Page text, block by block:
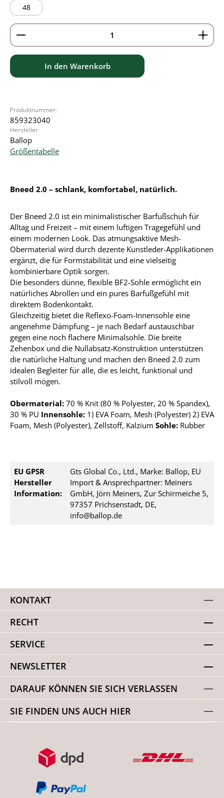
48
Produkt Anzahl: Gib den gewünschten Wert ein
In den Warenkorb
Produktnummer:
859323040
Hersteller:
Ballop
Größentabelle
Bneed 2.0 – schlank, komfortabel, natürlich.
Der Bneed 2.0 ist ein minimalistischer Barfußschuh für
Alltag und Freizeit – mit einem luftigen Tragegefühl und
einem modernen Look. Das atmungsaktive Mesh-
Obermaterial wird durch dezente Kunstleder-Applikationen
ergänzt, die für Formstabilität und eine vielseitig
kombinierbare Optik sorgen.
Die besonders dünne, flexible BF2-Sohle ermöglicht ein
natürliches Abrollen und ein pures Barfußgefühl mit
direktem Bodenkontakt.
Gleichzeitig bietet die Reflexo-Foam-Innensohle eine
angenehme Dämpfung – je nach Bedarf austauschbar
gegen eine noch flachere Minimalsohle. Die breite
Zehenbox und die Nullabsatz-Konstruktion unterstützen
die natürliche Haltung und machen den Bneed 2.0 zum
idealen Begleiter für alle, die es leicht, funktional und
stilvoll mögen.
Obermaterial: 70 % Knit (80 % Polyester, 20 % Spandex),
30 % PU Innensohle: 1) EVA Foam, Mesh (Polyester) 2) EVA
Foam, Mesh (Polyester), Zellstoff, Kalzium Sohle: Rubber
EU GPSR
Hersteller
Information:
Gts Global Co., Ltd., Marke: Ballop, EU
Import & Ansprechpartner: Meiners
GmbH, Jörn Meiners, Zur Schirmeiche 5,
97357 Prichsenstadt, DE,
info@ballop.de
KONTAKT
RECHT
SERVICE
NEWSLETTER
DARAUF KÖNNEN SIE SICH VERLASSEN
SIE FINDEN UNS AUCH HIER